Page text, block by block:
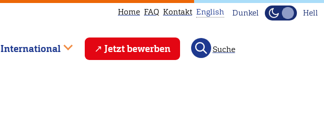
Home FAQ Kontakt
This
page
English Dunkel Hell
International Jetzt bewerben Suche